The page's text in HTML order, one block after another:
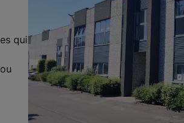
qui
ou